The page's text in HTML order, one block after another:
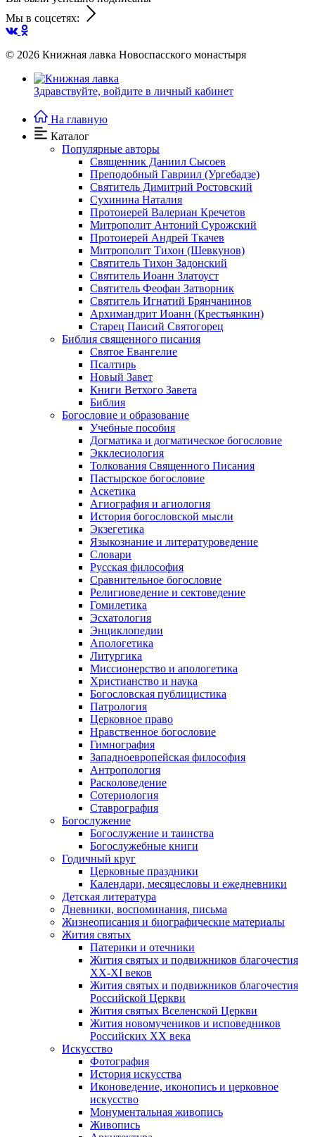
Мы в соцсетях:
© 2026 Книжная лавка Новоспасского монастыря
Здравствуйте, войдите в личный кабинет
На главную
Каталог
Популярные авторы
Священник Даниил Сысоев
Преподобный Гавриил (Ургебадзе)
Святитель Димитрий Ростовский
Сухинина Наталия
Протоиерей Валериан Кречетов
Митрополит Антоний Сурожский
Протоиерей Андрей Ткачев
Митрополит Тихон (Шевкунов)
Святитель Тихон Задонский
Святитель Иоанн Златоуст
Cвятитель Феофан Затворник
Святитель Игнатий Брянчанинов
Архимандрит Иоанн (Крестьянкин)
Старец Паисий Святогорец
Библия священного писания
Святое Евангелие
Псалтирь
Новый Завет
Книги Ветхого Завета
Библия
Богословие и образование
Учебные пособия
Догматика и догматическое богословие
Экклесиология
Толкования Священного Писания
Пастырское богословие
Аскетика
Агиография и агиология
История богословской мысли
Экзегетика
Языкознание и литературоведение
Словари
Русская философия
Сравнительное богословие
Религиоведение и сектоведение
Гомилетика
Эсхатология
Энциклопедии
Апологетика
Литургика
Миссионерство и апологетика
Христианство и наука
Богословская публицистика
Патрология
Церковное право
Нравственное богословие
Гимнография
Западноевропейская философия
Антропология
Расколоведение
Сотериология
Ставрография
Богослужение
Богослужение и таинства
Богослужебные книги
Годичный круг
Церковные праздники
Календари, месяцесловы и ежедневники
Детская литература
Дневники, воспоминания, письма
Жизнеописания и биографические материалы
Жития святых
Патерики и отечники
Жития святых и подвижников благочестия
ХХ-XI веков
Жития святых и подвижников благочестия
Российской Церкви
Жития святых Вселенской Церкви
Жития новомучеников и исповедников
Российских ХХ века
Искусство
Фотография
История искусства
Иконоведение, иконопись и церковное
искусство
Монументальная живопись
Живопись